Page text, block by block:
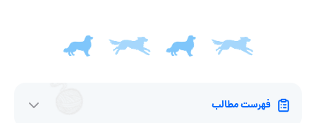
فهرست مطالب